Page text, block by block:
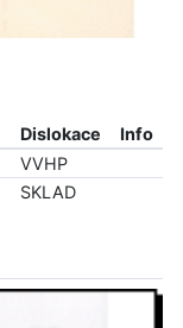
Dislokace
Info
VVHP
SKLAD